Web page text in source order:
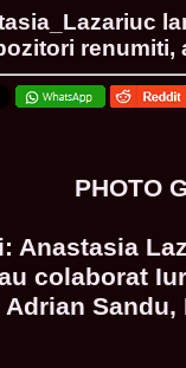
renumiti,
PHOTO
Anastasia
colaborat
Adrian